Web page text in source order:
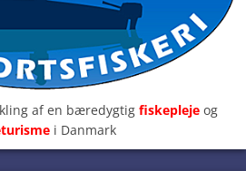
af en bæredygtig fiskepleje og
i Danmark